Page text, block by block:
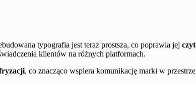
typografia jest teraz prostsza, co poprawia jej
klientów na różnych platformach.
, co znacząco wspiera komunikację marki w